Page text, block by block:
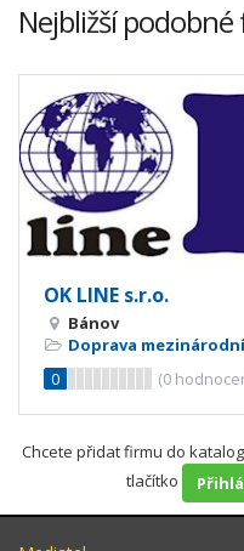
Nejbližší
OK LINE s.r.o.
Bánov
Doprava mezinárodní
0
(0
Chcete přidat firmu do
tlačítko